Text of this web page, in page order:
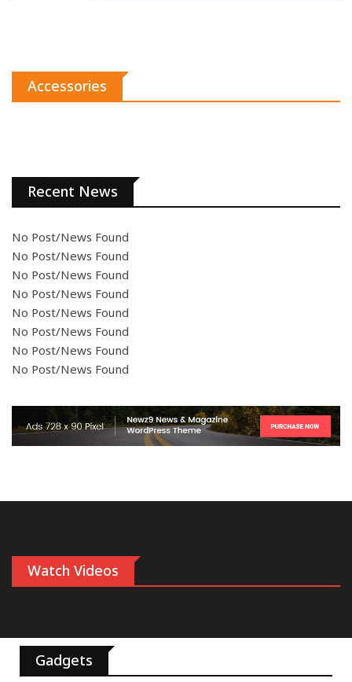
Accessories
Recent News
No Post/News Found
No Post/News Found
No Post/News Found
No Post/News Found
No Post/News Found
No Post/News Found
No Post/News Found
No Post/News Found
Watch Videos
Gadgets